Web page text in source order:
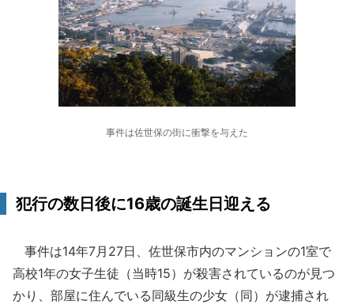
事件は佐世保の街に衝撃を与えた
犯行の数日後に16歳の誕生日迎える
事件は14年7月27日、佐世保市内のマンションの1室で
高校1年の女子生徒（当時15）が殺害されているのが見つ
かり、部屋に住んでいる同級生の少女（同）が逮捕され